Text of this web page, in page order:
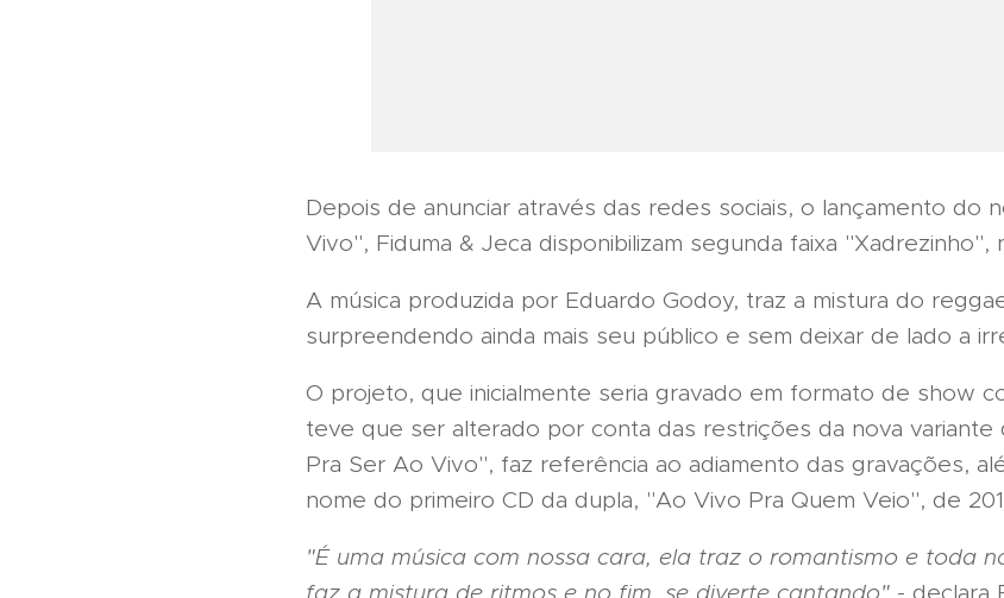
Depois de anunciar através das redes sociais, o lançamento do
Vivo", Fiduma & Jeca disponibilizam segunda faixa "Xadrezinho",
A música produzida por Eduardo Godoy, traz a mistura do
surpreendendo ainda mais seu público e sem deixar de lado a
O projeto, que inicialmente seria gravado em formato de show
teve que ser alterado por conta das restrições da nova variante
Pra Ser Ao Vivo", faz referência ao adiamento das gravações,
nome do primeiro CD da dupla, "Ao Vivo Pra Quem Veio", de
"É uma música com nossa cara, ela traz o romantismo e toda